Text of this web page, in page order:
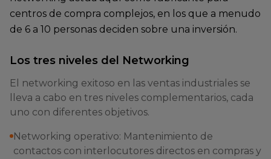
centros de compra complejos, en los que a menudo
de 6 a 10 personas deciden sobre una inversión.
Los tres niveles del Networking
El networking exitoso en las ventas industriales se
lleva a cabo en tres niveles complementarios, cada
uno con diferentes objetivos.
Networking operativo: Mantenimiento de
contactos con interlocutores directos en compras y